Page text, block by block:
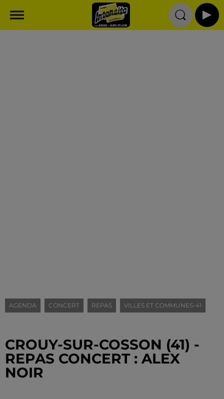
AGENDA CONCERT REPAS VILLES ET COMMUNES-41
CROUY-SUR-COSSON (41) -
REPAS CONCERT : ALEX
NOIR